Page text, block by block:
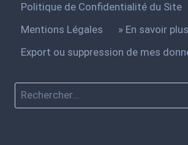
Politique de Confidentialité du Site
Mentions Légales
» En savoir
Export ou suppression de mes